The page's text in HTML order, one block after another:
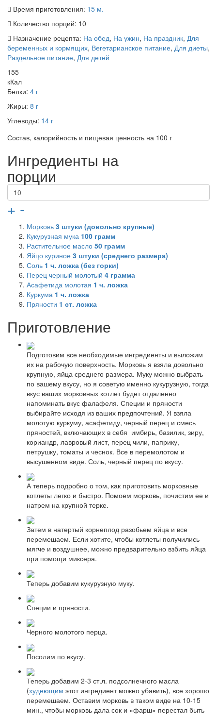
Время приготовления: 15 м.
Количество порций: 10
Назначение рецепта: На обед, На ужин, На праздник, Для
беременных и кормящих, Вегетарианское питание, Для диеты,
Раздельное питание, Для детей
155
кКал
Белки: 4 г
Жиры: 8 г
Углеводы: 14 г
Состав, калорийность и пищевая ценность на 100 г
Ингредиенты на
порции
+ -
Морковь 3 штуки (довольно крупные)
Кукурузная мука 100 грамм
Растительное масло 50 грамм
Яйцо куриное 3 штуки (среднего размера)
Соль 1 ч. ложка (без горки)
Перец черный молотый 4 грамма
Асафетида молотая 1 ч. ложка
Куркума 1 ч. ложка
Пряности 1 ст. ложка
Приготовление
Подготовим все необходимые ингредиенты и выложим
их на рабочую поверхность. Морковь я взяла довольно
крупную, яйца среднего размера. Муку можно выбрать
по вашему вкусу, но я советую именно кукурузную, тогда
вкус ваших морковных котлет будет отдаленно
напоминать вкус фалафеля. Специи и пряности
выбирайте исходя из ваших предпочтений. Я взяла
молотую куркуму, асафетиду, черный перец и смесь
пряностей, включающих в себя имбирь, базилик, зиру,
кориандр, лавровый лист, перец чили, паприку,
петрушку, томаты и чеснок. Все в перемолотом и
высушенном виде. Соль, черный перец по вкусу.
А теперь подробно о том, как приготовить морковные
котлеты легко и быстро. Помоем морковь, почистим ее и
натрем на крупной терке.
Затем в натертый корнеплод разобьем яйца и все
перемешаем. Если хотите, чтобы котлеты получились
мягче и воздушнее, можно предварительно взбить яйца
при помощи миксера.
Теперь добавим кукурузную муку.
Специи и пряности.
Черного молотого перца.
Посолим по вкусу.
Теперь добавим 2-3 ст.л. подсолнечного масла
(худеющим этот ингредиент можно убавить), все хорошо
перемешаем. Оставим морковь в таком виде на 10-15
мин., чтобы морковь дала сок и «фарш» перестал быть